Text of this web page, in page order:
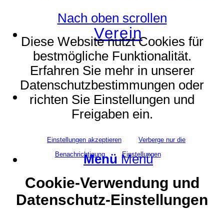
Verein
Suche
Menü Menü
Nach oben scrollen
Diese Website nutzt Cookies für
bestmögliche Funktionalität.
Erfahren Sie mehr in unserer
Datenschutzbestimmungen oder
richten Sie Einstellungen und
Freigaben ein.
Einstellungen akzeptieren
Verberge nur die
Benachrichtigung
Einstellungen
Cookie-Verwendung und
Datenschutz-Einstellungen